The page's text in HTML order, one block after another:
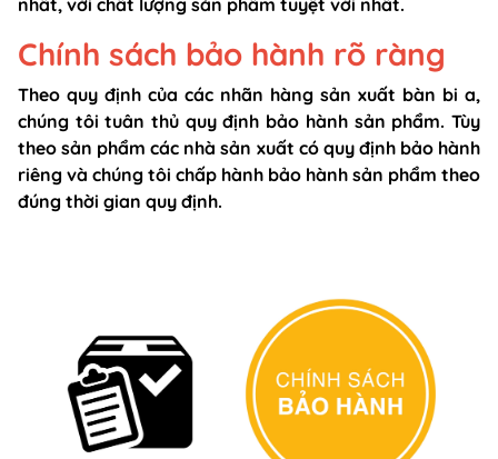
Chính sách bảo hành rõ ràng
Theo quy định của các nhãn hàng sản xuất bàn bi a,
chúng tôi tuân thủ quy định bảo hành sản phẩm. Tùy
theo sản phẩm các nhà sản xuất có quy định bảo hành
riêng và chúng tôi chấp hành bảo hành sản phẩm theo
đúng thời gian quy định.